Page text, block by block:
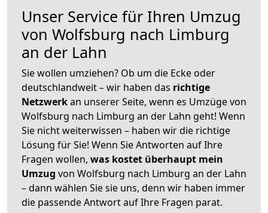
Unser Service für Ihren Umzug
von Wolfsburg nach Limburg
an der Lahn
Sie wollen umziehen? Ob um die Ecke oder
deutschlandweit – wir haben das richtige
Netzwerkan unserer Seite, wenn es Umzüge von
Wolfsburg nach Limburg an der Lahn geht! Wenn
Sie nicht weiterwissen – haben wir die richtige
Lösung für Sie! Wenn Sie Antworten auf Ihre
Fragen wollen, was kostet überhaupt mein
Umzug von Wolfsburg nach Limburg an der Lahn
– dann wählen Sie sie uns, denn wir haben immer
die passende Antwort auf Ihre Fragen parat.